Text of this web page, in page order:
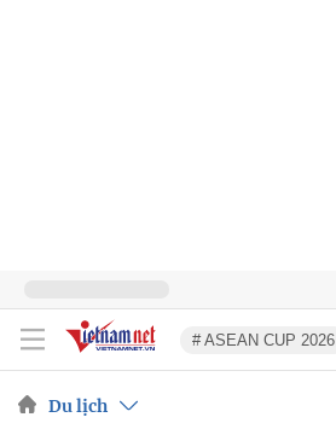
# ASEAN CUP 2026
Du lịch